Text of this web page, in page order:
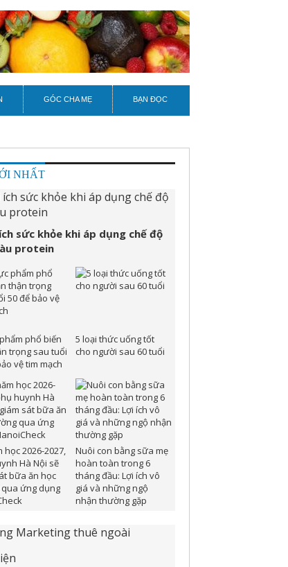
GÓC CHA MẸ BẠN ĐỌC
NHẤT
sức khỏe khi áp dụng chế độ
protein
phổ biến
trọng sau tuổi
vệ tim mạch
5 loại thức uống tốt
cho người sau 60 tuổi
học 2026-2027,
Hà Nội sẽ
bữa ăn học
ứng dụng
Nuôi con bằng sữa mẹ
hoàn toàn trong 6
tháng đầu: Lợi ích vô
giá và những ngộ
nhận thường gặp